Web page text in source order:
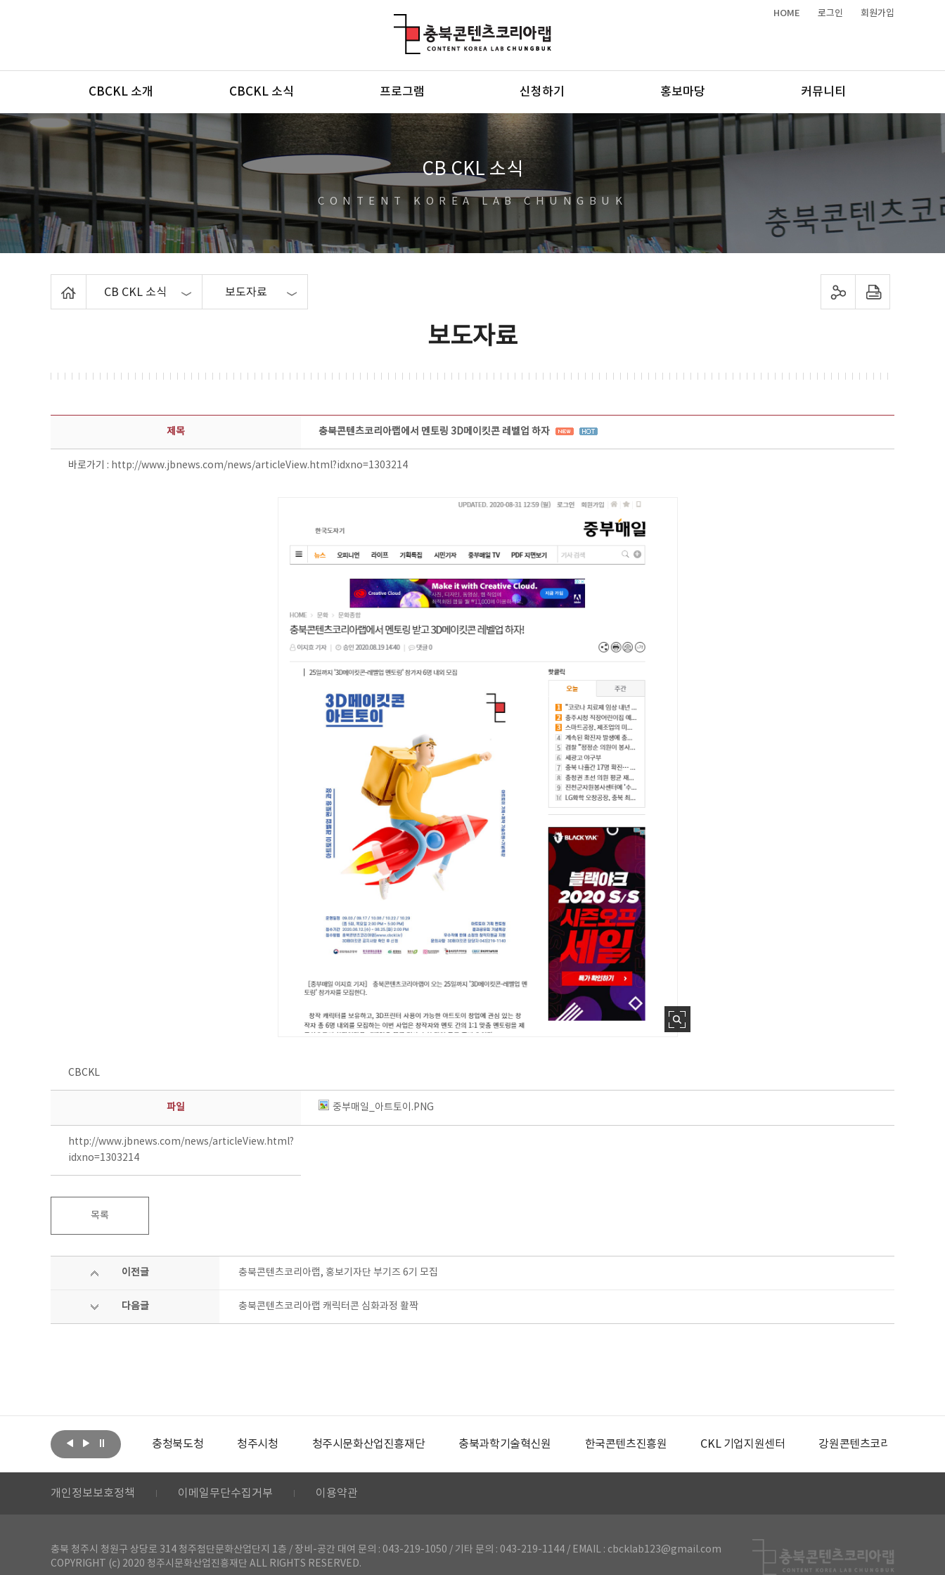
HOME 로그인 회원가입
메뉴
CBCKL 소개 CBCKL 소식 프로그램 신청하기 홍보마당 커뮤니티
CB CKL 소식
CONTENT KOREA LAB CHUNGBUK
CB CKL 소식 보도자료 sns 공유하기 프린트하기
보도자료
보도자료 상세보기 - 제목, 담당부서, 담당자, 담당연락처, 내용, 첨부파일 정보 제공
제목 충북콘텐츠코리아랩에서 멘토링 3D메이킷콘 레벨업 하자
바로가기 : http://www.jbnews.com/news/articleView.html?idxno=1303214
CBCKL
파일 중부매일_아트토이.PNG
http://www.jbnews.com/news/articleView.html?
idxno=1303214
목록
이전글 충북콘텐츠코리아랩, 홍보기자단 부기즈 6기 모집
다음글 충북콘텐츠코리아랩 캐릭터콘 심화과정 활짝
문화체육관광부 충청북도청 청주시청 청주시문화산업진흥재단 충북과학기술혁신원 한국콘텐츠진흥원 CKL 기업지원센터 강원콘텐츠코리아랩
개인정보보호정책 이메일무단수집거부 이용약관
충북 청주시 청원구 상당로 314 청주첨단문화산업단지 1층 / 장비-공간 대여 문의 : 043-219-1050 / 기타 문의 : 043-219-1144 / EMAIL : cbcklab123@gmail.com
COPYRIGHT (c) 2020 청주시문화산업진흥재단 ALL RIGHTS RESERVED.